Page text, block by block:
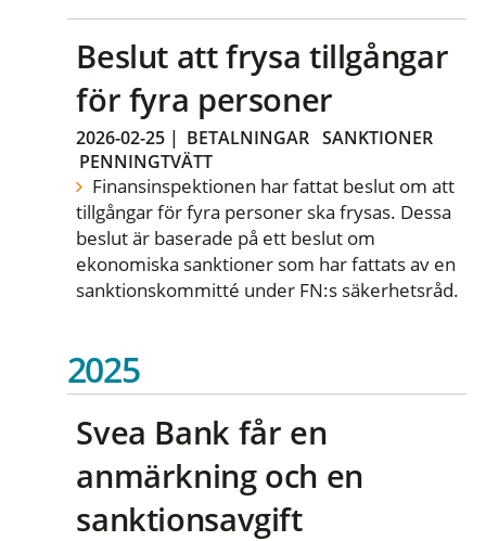
Beslut att frysa tillgångar
för fyra personer
2026-02-25 | BETALNINGAR SANKTIONER
PENNINGTVÄTT
Finansinspektionen har fattat beslut om att
tillgångar för fyra personer ska frysas. Dessa
beslut är baserade på ett beslut om
ekonomiska sanktioner som har fattats av en
sanktionskommitté under FN:s säkerhetsråd.
2025
Svea Bank får en
anmärkning och en
sanktionsavgift